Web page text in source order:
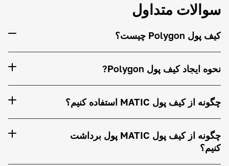
سوالات متداول
کیف پول Polygon چیست؟
نحوه ایجاد کیف پول Polygon?
چگونه از کیف پول MATIC استفاده کنیم؟
چگونه از کیف پول MATIC پول برداشت
کنیم؟